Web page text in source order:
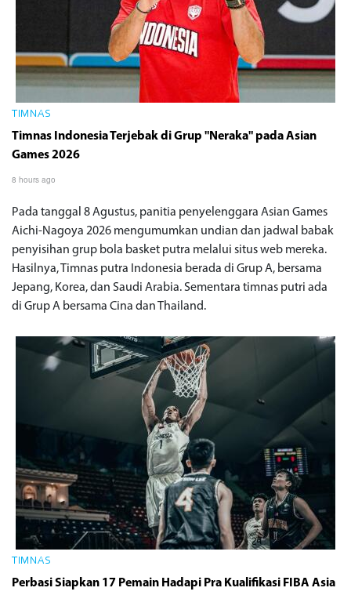
TIMNAS
Timnas Indonesia Terjebak di Grup "Neraka" pada Asian
Games 2026
8 hours ago
Pada tanggal 8 Agustus, panitia penyelenggara Asian Games
Aichi-Nagoya 2026 mengumumkan undian dan jadwal babak
penyisihan grup bola basket putra melalui situs web mereka.
Hasilnya, Timnas putra Indonesia berada di Grup A, bersama
Jepang, Korea, dan Saudi Arabia. Sementara timnas putri ada
di Grup A bersama Cina dan Thailand.
TIMNAS
Perbasi Siapkan 17 Pemain Hadapi Pra Kualifikasi FIBA Asia